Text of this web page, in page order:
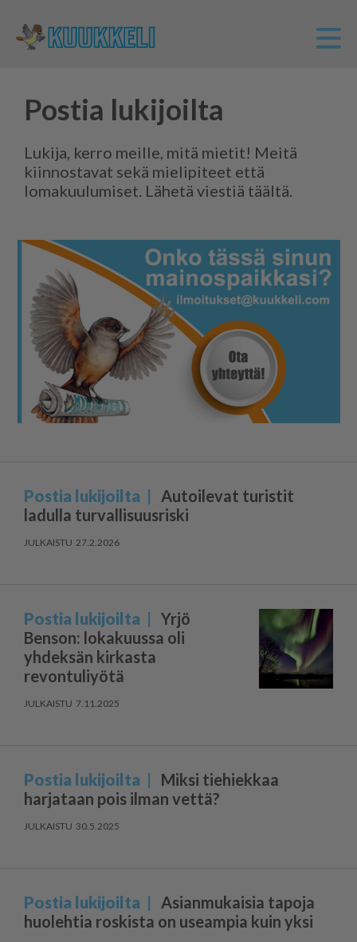
Postia lukijoilta
Lukija, kerro meille, mitä mietit! Meitä
kiinnostavat sekä mielipiteet että
lomakuulumiset. Lähetä viestiä täältä.
Postia lukijoilta
Autoilevat turistit
ladulla turvallisuusriski
27.2.2026
Postia lukijoilta
Yrjö
Benson: lokakuussa oli
yhdeksän kirkasta
revontuliyötä
7.11.2025
Postia lukijoilta
Miksi tiehiekkaa
harjataan pois ilman vettä?
30.5.2025
Postia lukijoilta
Asianmukaisia tapoja
huolehtia roskista on useampia kuin yksi